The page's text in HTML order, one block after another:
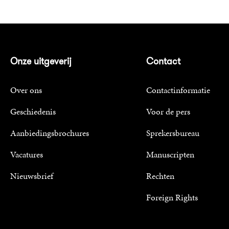
Onze uitgeverij
Over ons
Geschiedenis
Aanbiedingsbrochures
Vacatures
Nieuwsbrief
Contact
Contactinformatie
Voor de pers
Sprekersbureau
Manuscripten
Rechten
Foreign Rights